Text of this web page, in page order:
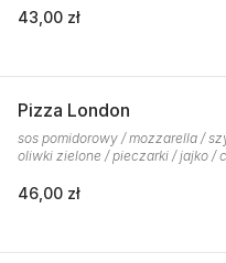
43,00 zł
Pizza London
sos pomidorowy / mozzarella /
oliwki zielone / pieczarki / jajko /
46,00 zł